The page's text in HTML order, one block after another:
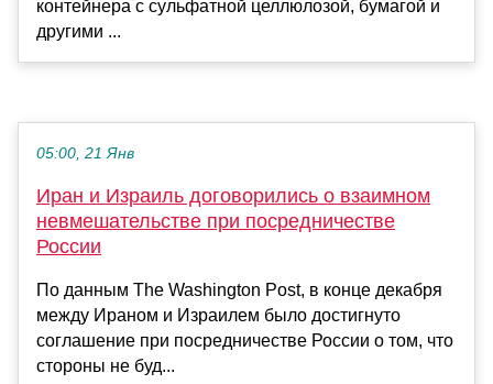
контейнера с сульфатной целлюлозой, бумагой и
другими ...
05:00, 21 Янв
Иран и Израиль договорились о взаимном
невмешательстве при посредничестве
России
По данным The Washington Post, в конце декабря
между Ираном и Израилем было достигнуто
соглашение при посредничестве России о том, что
стороны не буд...